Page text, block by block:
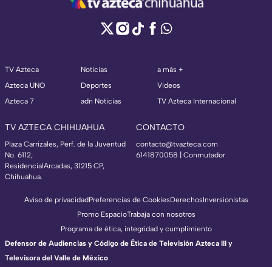
TV Azteca
Azteca UNO
Azteca 7
Noticias
Deportes
adn Noticias
a más +
Videos
TV Azteca Internacional
TV AZTECA CHIHUAHUA
Plaza Carrizales, Perf. de la Juventud
No. 6112,
ResidencialArcadas, 31215 CP,
Chihuahua.
CONTACTO
contacto@tvazteca.com
6141870058 | Conmutador
Aviso de privacidadPreferencias de CookiesDerechosInversionistas
Promo EspacioTrabaja con nosotros
Programa de ética, integridad y cumplimiento
Defensor de Audiencias y Código de Ética de Televisión Azteca III y
Televisora del Valle de México